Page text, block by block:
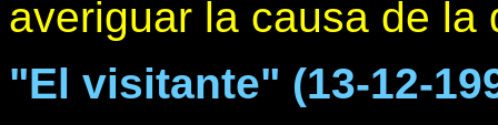
averiguar la causa de la
"El visitante" (13-12-